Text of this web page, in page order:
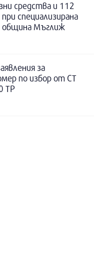
средства и 112
специализирана
община Мъглиж
за
по избор от СТ
ТР